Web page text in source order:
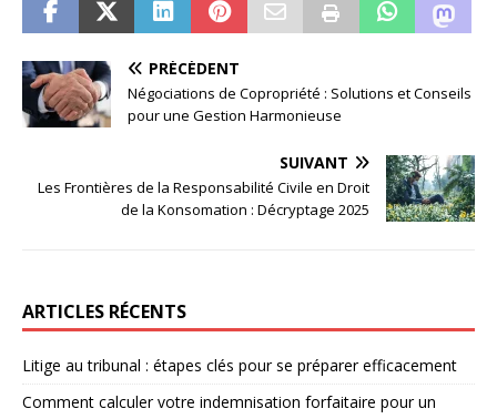
PRÉCÉDENT
Négociations de Copropriété : Solutions et Conseils
pour une Gestion Harmonieuse
SUIVANT
Les Frontières de la Responsabilité Civile en Droit
de la Konsomation : Décryptage 2025
ARTICLES RÉCENTS
Litige au tribunal : étapes clés pour se préparer efficacement
Comment calculer votre indemnisation forfaitaire pour un